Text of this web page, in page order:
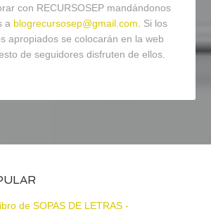
con RECURSOSEP mandándonos
a blogrecursosep@gmail.com. Si los
apropiados se colocarán en la web
de seguidores disfruten de ellos.
de SOPAS DE LETRAS -